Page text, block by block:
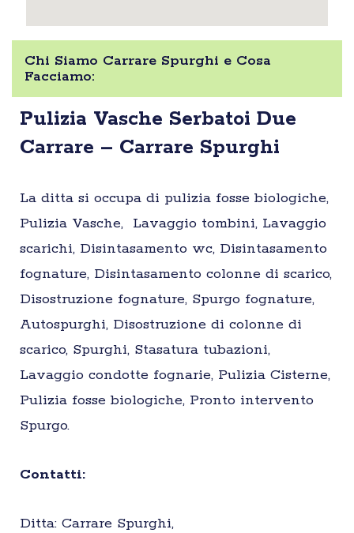
Chi Siamo Carrare Spurghi e Cosa
Facciamo:
Pulizia Vasche Serbatoi Due
Carrare – Carrare Spurghi
La ditta si occupa di pulizia fosse biologiche,
Pulizia Vasche, Lavaggio tombini, Lavaggio
scarichi, Disintasamento wc, Disintasamento
fognature, Disintasamento colonne di scarico,
Disostruzione fognature, Spurgo fognature,
Autospurghi, Disostruzione di colonne di
scarico, Spurghi, Stasatura tubazioni,
Lavaggio condotte fognarie, Pulizia Cisterne,
Pulizia fosse biologiche, Pronto intervento
Spurgo.
Contatti:
Ditta: Carrare Spurghi,